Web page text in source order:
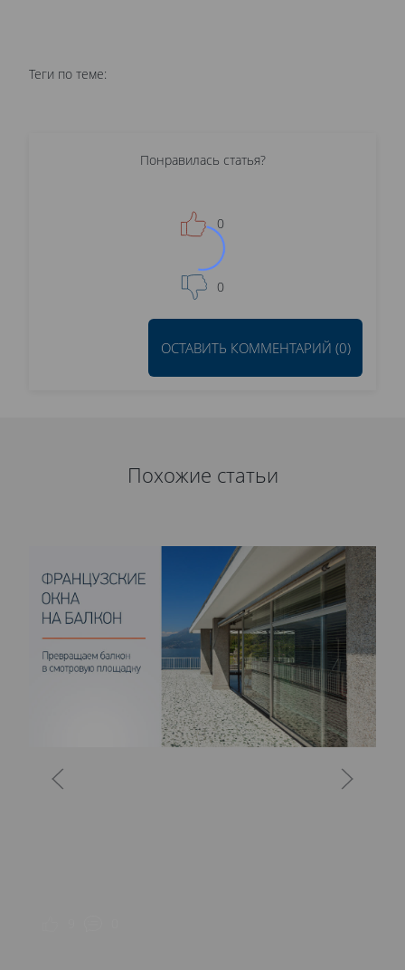
Теги по теме:
Понравилась статья?
0
0
ОСТАВИТЬ КОММЕНТАРИЙ (0)
Похожие статьи